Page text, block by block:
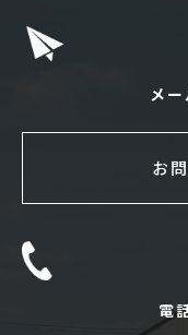
メ
お
電